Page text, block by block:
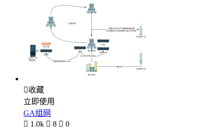
收藏
立即使用
GA组网
 1.0k  8  0